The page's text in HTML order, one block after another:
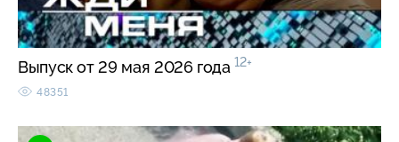
Выпуск от 29 мая 2026 года 12+
48351